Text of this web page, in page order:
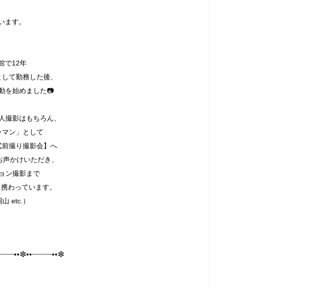
ます。
で12年
て勤務した後、
を始めました📷
撮影はもちろん、
マン」として
撮り撮影会】へ
かけいただき、
ン撮影まで
わっています。​
etc.）